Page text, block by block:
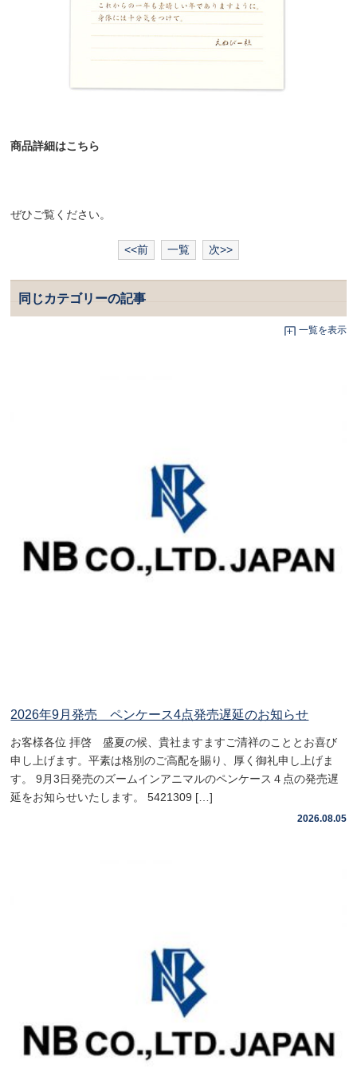
商品詳細はこちら
ぜひご覧ください。
<<前 一覧 次>>
同じカテゴリーの記事
一覧を表示
2026年9月発売 ペンケース4点発売遅延のお知らせ
お客様各位 拝啓 盛夏の候、貴社ますますご清祥のこととお喜び
申し上げます。平素は格別のご高配を賜り、厚く御礼申し上げま
す。 9月3日発売のズームインアニマルのペンケース４点の発売遅
延をお知らせいたします。 5421309 […]
2026.08.05